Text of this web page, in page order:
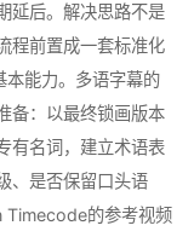
延后。解决思路不是
程前置成一套标准化
本能力。多语字幕的
备：以最终锁画版本
有名词，建立术语表
、是否保留口头语
Timecode的参考视频